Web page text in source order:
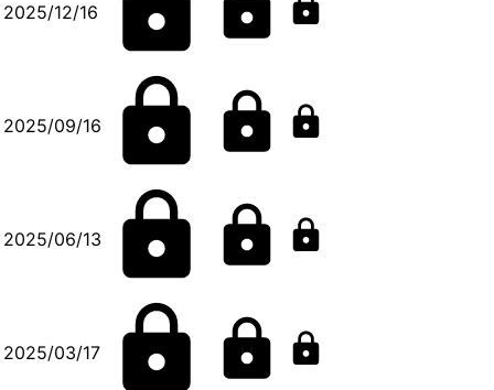
2025/12/16
2025/09/16
2025/06/13
2025/03/17